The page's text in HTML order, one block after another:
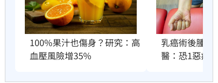
100%果汁也傷身？研究：高
血壓風險增35%
乳癌術後腫成
醫：恐1惡疾